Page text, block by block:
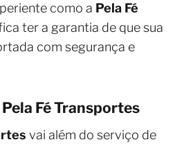
como a Pela Fé
ter a garantia de que sua
com segurança e
Fé Transportes
vai além do serviço de